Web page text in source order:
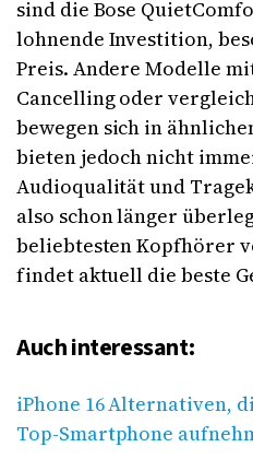
sind die Bose
lohnende Investition,
Preis. Andere Modelle
Cancelling oder
bewegen sich in
bieten jedoch nicht
Audioqualität und
also schon länger
beliebtesten Kopfhörer
findet aktuell die beste
Auch interessant:
iPhone 16 Alternativen,
Top-Smartphone